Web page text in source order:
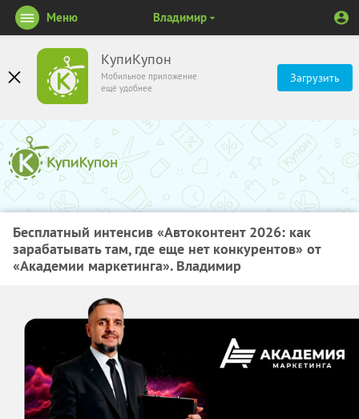
КупиКупон
Мобильное приложение
ещё удобнее
Загрузить
Меню Владимир
Бесплатный интенсив «Автоконтент 2026: как
зарабатывать там, где еще нет конкурентов» от
«Академии маркетинга». Владимир